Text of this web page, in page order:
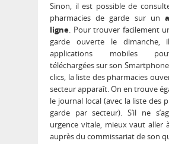
Sinon, il est possible de
pharmacies de garde sur un
ligne. Pour trouver facilement
garde ouverte le dimanche,
applications mobiles
téléchargées sur son
clics, la liste des pharmacies
secteur apparaît. On en trouve
le journal local (avec la liste des
garde par secteur). S’il ne
urgence vitale, mieux vaut aller
auprès du commissariat de son